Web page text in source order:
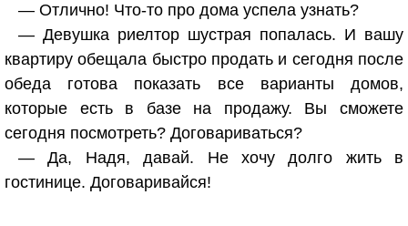
— Отлично! Что-то про дома успела узнать?
— Девушка риелтор шустрая попалась. И вашу
квартиру обещала быстро продать и сегодня после
обеда готова показать все варианты домов,
которые есть в базе на продажу. Вы сможете
сегодня посмотреть? Договариваться?
— Да, Надя, давай. Не хочу долго жить в
гостинице. Договаривайся!